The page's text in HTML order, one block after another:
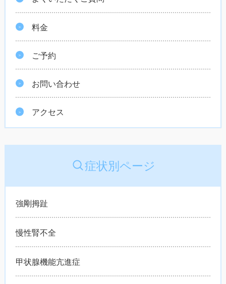
料金
ご予約
お問い合わせ
アクセス
症状別ページ
強剛拇趾
慢性腎不全
甲状腺機能亢進症